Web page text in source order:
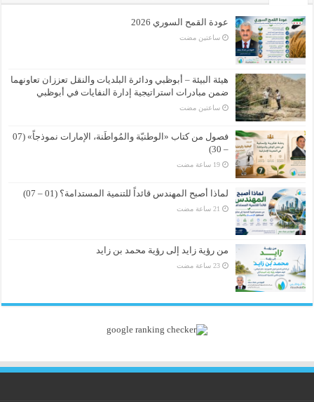
عودة القمح السوري 2026
‏ساعتين مضت
هيئة البيئة – أبوظبي ودائرة البلديات والنقل تعززان تعاونهما
ضمن مبادرات استراتيجية إدارة النفايات في أبوظبي
‏ساعتين مضت
فصول من كتاب «الوطنيّة والمُواطَنة، الإمارات نموذجاً» (07
– 30)
‏19 ساعة مضت
لماذا أصبح المهندس قائداً للتنمية المستدامة؟ (01 – 07)
من رؤية زايد إلى رؤية محمد بن زايد
‏23 ساعة مضت